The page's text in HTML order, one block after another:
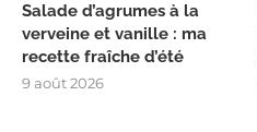
Salade d’agrumes à la
verveine et vanille : ma
recette fraîche d’été
9 août 2026